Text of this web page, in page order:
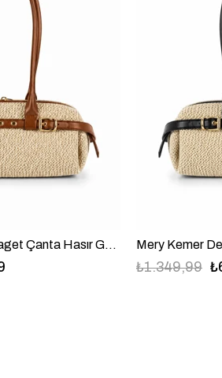
Mery Kemer Detaylı Baget Çanta Hasır Görünümlü Suni Deri Taba
₺1.349,99